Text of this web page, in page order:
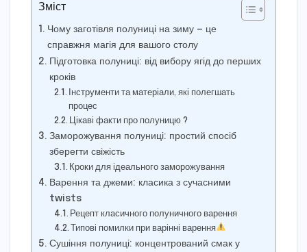
Зміст
Чому заготівля полуниці на зиму — це
справжня магія для вашого столу
Підготовка полуниці: від вибору ягід до перших
кроків
Інструменти та матеріали, які полегшать
процес
Цікаві факти про полуницю ?
Заморожування полуниці: простий спосіб
зберегти свіжість
Кроки для ідеального заморожування
Варення та джеми: класика з сучасними
twists
Рецепт класичного полуничного варення
Типові помилки при варінні варення
Сушіння полуниці: концентрований смак у